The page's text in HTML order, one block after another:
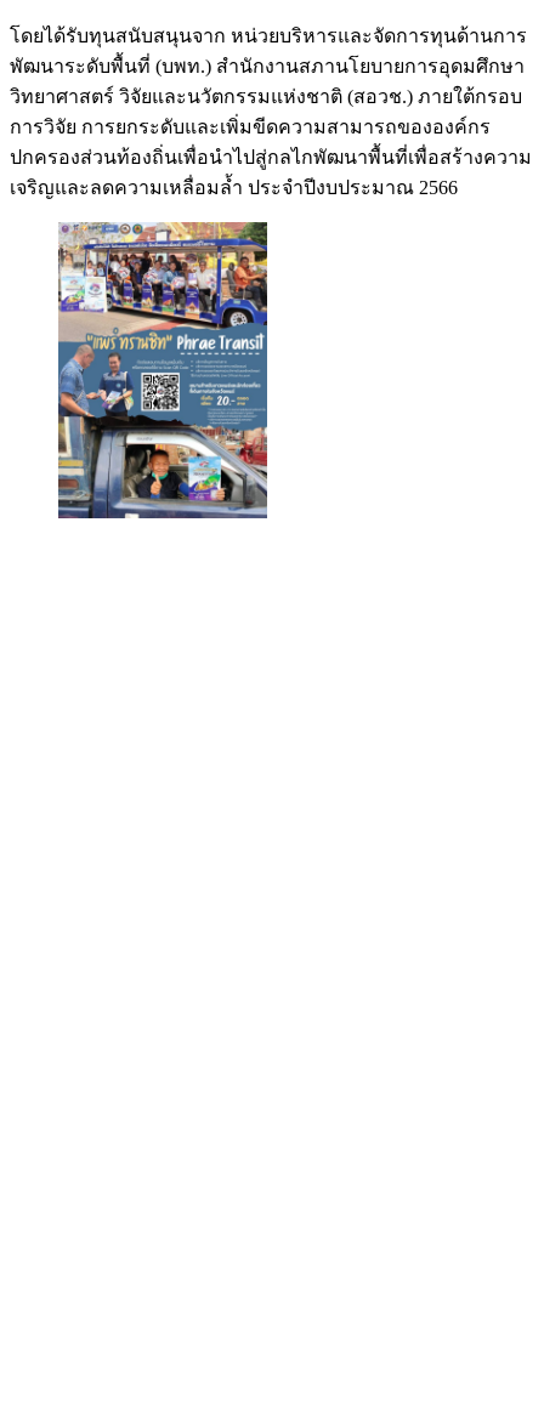
โดยได้รับทุนสนับสนุนจาก หน่วยบริหารและจัดการทุนด้านการ
พัฒนาระดับพื้นที่ (บพท.) สำนักงานสภานโยบายการอุดมศึกษา
วิทยาศาสตร์ วิจัยและนวัตกรรมแห่งชาติ (สอวช.) ภายใต้กรอบ
การวิจัย การยกระดับและเพิ่มขีดความสามารถขององค์กร
ปกครองส่วนท้องถิ่นเพื่อนำไปสู่กลไกพัฒนาพื้นที่เพื่อสร้างความ
เจริญและลดความเหลื่อมล้ำ ประจำปีงบประมาณ 2566